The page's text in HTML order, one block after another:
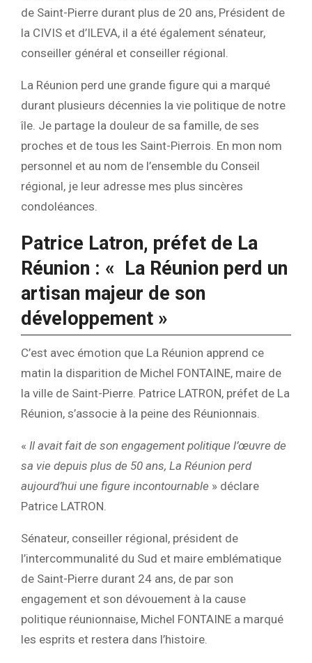
de Saint-Pierre durant plus de 20 ans, Président de
la CIVIS et d’ILEVA, il a été également sénateur,
conseiller général et conseiller régional.
La Réunion perd une grande figure qui a marqué
durant plusieurs décennies la vie politique de notre
île. Je partage la douleur de sa famille, de ses
proches et de tous les Saint-Pierrois. En mon nom
personnel et au nom de l’ensemble du Conseil
régional, je leur adresse mes plus sincères
condoléances.
Patrice Latron, préfet de La
Réunion : « La Réunion perd un
artisan majeur de son
développement »
C’est avec émotion que La Réunion apprend ce
matin la disparition de Michel FONTAINE, maire de
la ville de Saint-Pierre. Patrice LATRON, préfet de La
Réunion, s’associe à la peine des Réunionnais.
« Il avait fait de son engagement politique l’œuvre de
sa vie depuis plus de 50 ans, La Réunion perd
aujourd’hui une figure incontournable » déclare
Patrice LATRON.
Sénateur, conseiller régional, président de
l’intercommunalité du Sud et maire emblématique
de Saint-Pierre durant 24 ans, de par son
engagement et son dévouement à la cause
politique réunionnaise, Michel FONTAINE a marqué
les esprits et restera dans l’histoire.